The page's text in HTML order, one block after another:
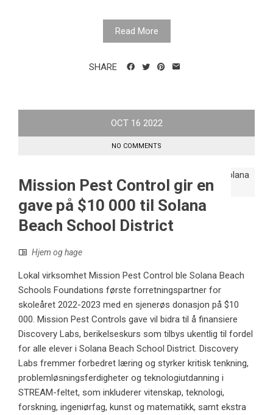
Read More
SHARE
OCT 16 2022
NO COMMENTS
Mission Pest Control gir en
gave på $10 000 til Solana
Beach School District
Hjem og hage
Lokal virksomhet Mission Pest Control ble Solana Beach
Schools Foundations første forretningspartner for
skoleåret 2022-2023 med en sjenerøs donasjon på $10
000. Mission Pest Controls gave vil bidra til å finansiere
Discovery Labs, berikelseskurs som tilbys ukentlig til fordel
for alle elever i Solana Beach School District. Discovery
Labs fremmer forbedret læring og styrker kritisk tenkning,
problemløsningsferdigheter og teknologiutdanning i
STREAM-feltet, som inkluderer vitenskap, teknologi,
forskning, ingeniørfag, kunst og matematikk, samt ekstra